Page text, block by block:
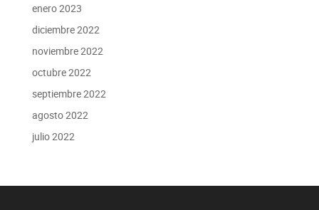
enero 2023
diciembre 2022
noviembre 2022
octubre 2022
septiembre 2022
agosto 2022
julio 2022